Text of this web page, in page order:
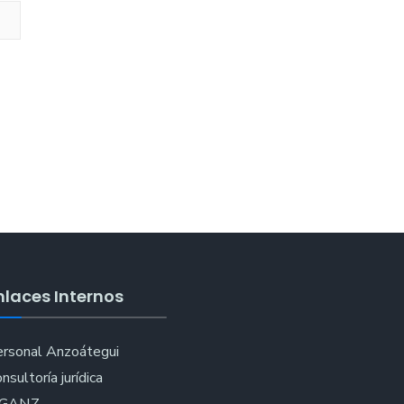
Internos
Anzoátegui
jurídica